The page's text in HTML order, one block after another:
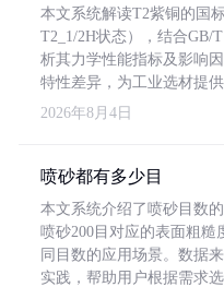
本文系统解读T2紫铜的国
T2_1/2H状态），结合GB/
析其力学性能指标及影响
特性差异，为工业选材提供
2026年8月4日
喷砂都有多少目
本文系统介绍了喷砂目数
喷砂200目对应的表面粗糙
同目数的应用场景。数据
实践，帮助用户根据需求